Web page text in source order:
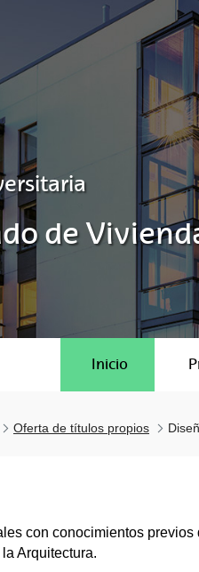
de
Inicio
Oferta de títulos propios
con conocimientos previos
Arquitectura.